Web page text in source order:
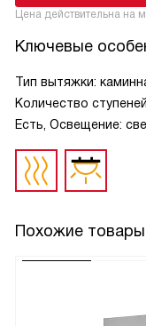
Цена действительна на
Ключевые
Тип вытяжки:
Количество
Есть, Освещение:
Похожие товары